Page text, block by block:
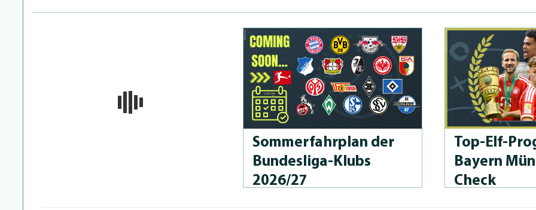
Som­merfahrplan der
Bun­des­li­ga-Klubs
2026/27
Top-Elf-
Bayern
Check